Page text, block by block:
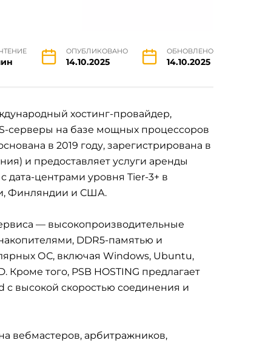
ОПУБЛИКОВАНО
14.10.2025
ОБНОВЛЕНО
14.10.2025
хостинг-провайдер,
серверы на базе мощных процессоров
в 2019 году, зарегистрирована в
и предоставляет услуги аренды
дата-центрами уровня Tier-3+ в
Финляндии и США.
— высокопроизводительные
DDR5-памятью и
ОС, включая Windows, Ubuntu,
Кроме того, PSB HOSTING предлагает
с высокой скоростью соединения и
вебмастеров, арбитражников,